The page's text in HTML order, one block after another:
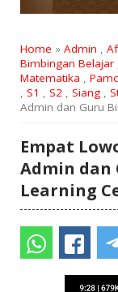
Home » Admin ,
Bimbingan Belajar
Matematika ,
, S1 , S2, Siang,
Admin dan Guru
Empat
Admin dan
Learning